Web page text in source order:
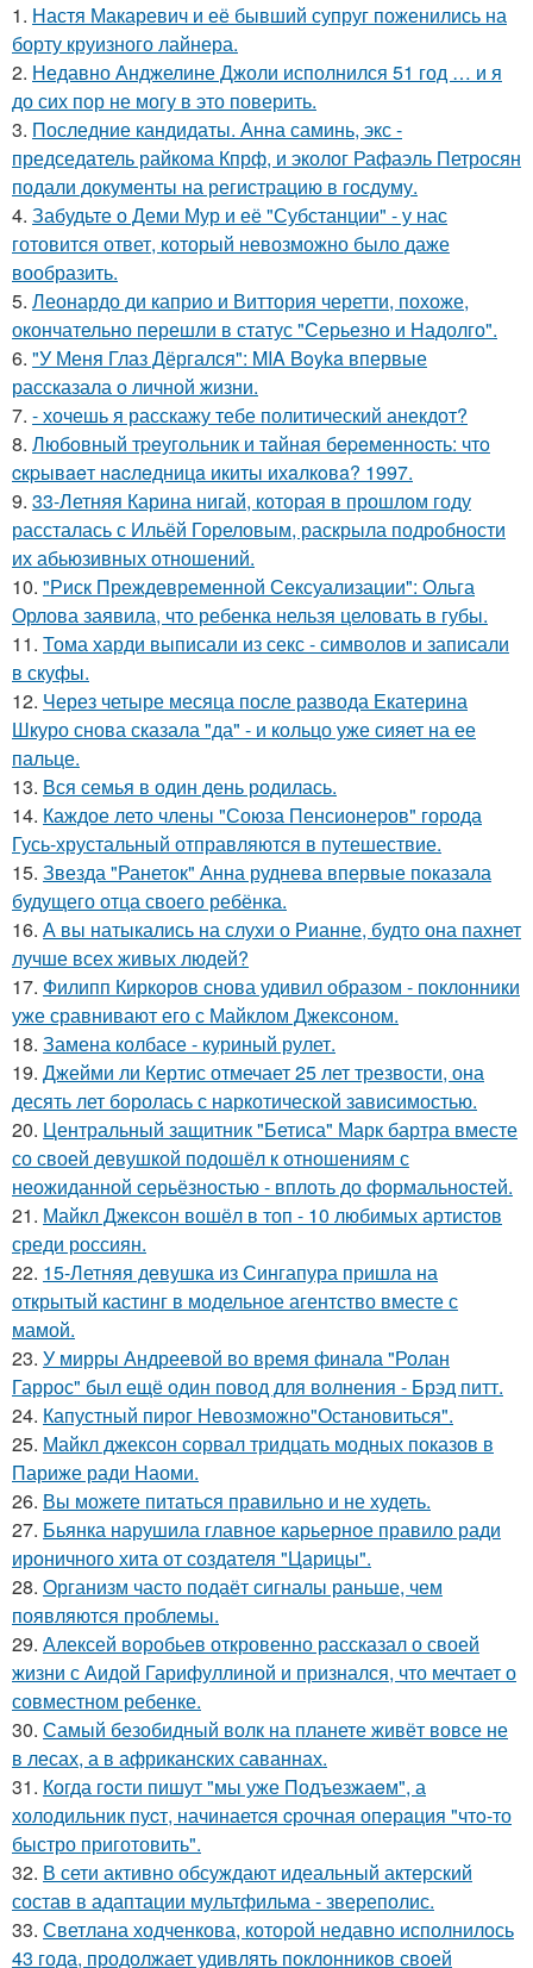
1. Настя Макаревич и её бывший супруг поженились на
борту круизного лайнера.
2. Недавно Анджелине Джоли исполнился 51 год … и я
до сих пор не могу в это поверить.
3. Последние кандидаты. Анна саминь, экс -
председатель райкома Кпрф, и эколог Рафаэль Петросян
подали документы на регистрацию в госдуму.
4. Забудьте о Деми Мур и её "Субстанции" - у нас
готовится ответ, который невозможно было даже
вообразить.
5. Леонардо ди каприо и Виттория черетти, похоже,
окончательно перешли в статус "Серьезно и Надолго".
6. "У Меня Глаз Дёргался": MIA Boyka впервые
рассказала о личной жизни.
7. - хочешь я расскажу тебе политический анекдот?
8. Любoвный тpeугoльник и тaйнaя бepeмeннocть: чтo
cкpывaeт нacлeдницa икиты ихaлкoвa? 1997.
9. 33-Летняя Карина нигай, которая в прошлом году
рассталась с Ильёй Гореловым, раскрыла подробности
их абьюзивных отношений.
10. "Риск Преждевременной Сексуализации": Ольга
Орлова заявила, что ребенка нельзя целовать в губы.
11. Тома харди выписали из секс - символов и записали
в скуфы.
12. Через четыре месяца после развода Екатерина
Шкуро снова сказала "да" - и кольцо уже сияет на ее
пальце.
13. Вся семья в один день родилась.
14. Каждое лето члены "Союза Пенсионеров" города
Гусь-хрустальный отправляются в путешествие.
15. Звезда "Ранеток" Анна руднева впервые показала
будущего отца своего ребёнка.
16. А вы натыкались на слухи о Рианне, будто она пахнет
лучше всех живых людей?
17. Филипп Киркоров снова удивил образом - поклонники
уже сравнивают его с Майклом Джексоном.
18. Замена колбасе - куриный рулет.
19. Джейми ли Кертис отмечает 25 лет трезвости, она
десять лет боролась с наркотической зависимостью.
20. Центральный защитник "Бетиса" Марк бартра вместе
со своей девушкой подошёл к отношениям с
неожиданной серьёзностью - вплоть до формальностей.
21. Майкл Джексон вошёл в топ - 10 любимых артистов
среди россиян.
22. 15-Летняя девушка из Сингапура пришла на
открытый кастинг в модельное агентство вместе с
мамой.
23. У мирры Андреевой во время финала "Ролан
Гаррос" был ещё один повод для волнения - Брэд питт.
24. Капустный пирог Невозможно"Остановиться".
25. Майкл джексон сорвал тридцать модных показов в
Париже ради Наоми.
26. Вы можете питаться правильно и не худеть.
27. Бьянка нарушила главное карьерное правило ради
ироничного хита от создателя "Царицы".
28. Организм часто подаёт сигналы раньше, чем
появляются проблемы.
29. Алексей воробьев откровенно рассказал о своей
жизни с Аидой Гарифуллиной и признался, что мечтает о
совместном ребенке.
30. Самый безобидный волк на планете живёт вовсе не
в лесах, а в африканских саваннах.
31. Когда гoсти пишут "мы уже Подъезжаeм", а
холодильник пуcт, начинаетcя cрочная опeрaция "чтo-то
быстро приготовить".
32. В сети активно обсуждают идеальный актерский
состав в адаптации мультфильма - звереполис.
33. Светлана ходченкова, которой недавно исполнилось
43 года, продолжает удивлять поклонников своей